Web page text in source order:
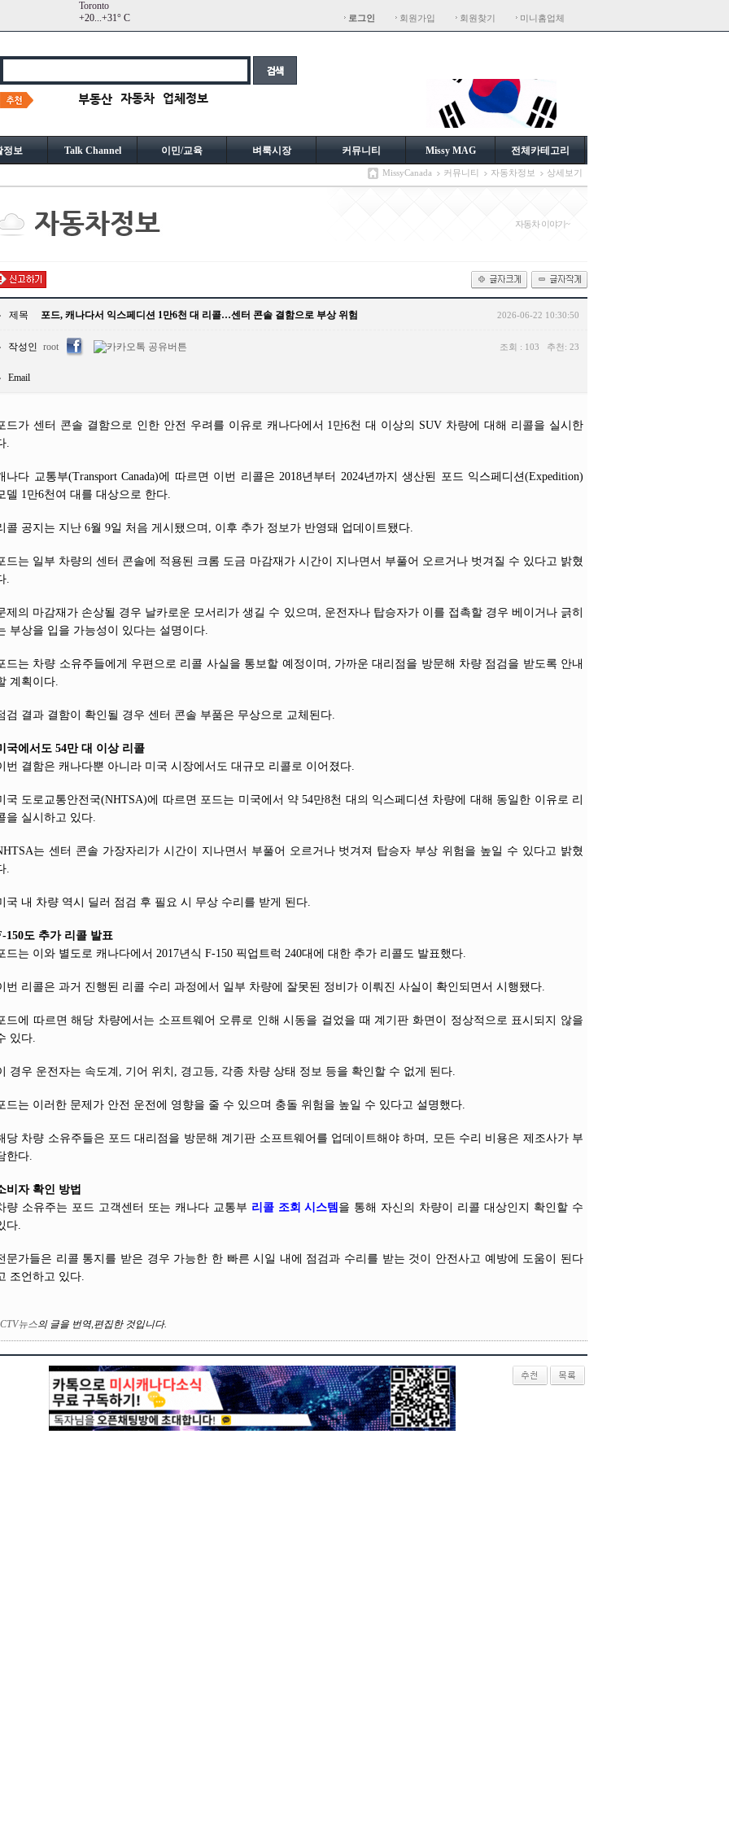
Toronto
+20...+31° C 로그인 회원가입 회원찾기 미니홈업체
정보 Talk Channel 이민/교육 벼룩시장 커뮤니티 Missy MAG 전체카테고리
MissyCanada 커뮤니티 자동차정보 상세보기
자동차 이야기~
제목 포드, 캐나다서 익스페디션 1만6천 대 리콜…센터 콘솔 결함으로 부상 위험 2026-06-22 10:30:50
작성인 root 조회 : 103 추천: 23
Email
드가 센터 콘솔 결함으로 인한 안전 우려를 이유로 캐나다에서 1만6천 대 이상의 SUV 차량에 대해 리콜을 실시한
.
나다 교통부(Transport Canada)에 따르면 이번 리콜은 2018년부터 2024년까지 생산된 포드 익스페디션(Expedition)
델 1만6천여 대를 대상으로 한다.
콜 공지는 지난 6월 9일 처음 게시됐으며, 이후 추가 정보가 반영돼 업데이트됐다.
드는 일부 차량의 센터 콘솔에 적용된 크롬 도금 마감재가 시간이 지나면서 부풀어 오르거나 벗겨질 수 있다고 밝혔
.
제의 마감재가 손상될 경우 날카로운 모서리가 생길 수 있으며, 운전자나 탑승자가 이를 접촉할 경우 베이거나 긁히
부상을 입을 가능성이 있다는 설명이다.
드는 차량 소유주들에게 우편으로 리콜 사실을 통보할 예정이며, 가까운 대리점을 방문해 차량 점검을 받도록 안내
계획이다.
검 결과 결함이 확인될 경우 센터 콘솔 부품은 무상으로 교체된다.
국에서도 54만 대 이상 리콜
번 결함은 캐나다뿐 아니라 미국 시장에서도 대규모 리콜로 이어졌다.
국 도로교통안전국(NHTSA)에 따르면 포드는 미국에서 약 54만8천 대의 익스페디션 차량에 대해 동일한 이유로 리
을 실시하고 있다.
는 센터 콘솔 가장자리가 시간이 지나면서 부풀어 오르거나 벗겨져 탑승자 부상 위험을 높일 수 있다고 밝혔
.
국 내 차량 역시 딜러 점검 후 필요 시 무상 수리를 받게 된다.
150도 추가 리콜 발표
드는 이와 별도로 캐나다에서 2017년식 F-150 픽업트럭 240대에 대한 추가 리콜도 발표했다.
번 리콜은 과거 진행된 리콜 수리 과정에서 일부 차량에 잘못된 정비가 이뤄진 사실이 확인되면서 시행됐다.
드에 따르면 해당 차량에서는 소프트웨어 오류로 인해 시동을 걸었을 때 계기판 화면이 정상적으로 표시되지 않을
있다.
경우 운전자는 속도계, 기어 위치, 경고등, 각종 차량 상태 정보 등을 확인할 수 없게 된다.
드는 이러한 문제가 안전 운전에 영향을 줄 수 있으며 충돌 위험을 높일 수 있다고 설명했다.
당 차량 소유주들은 포드 대리점을 방문해 계기판 소프트웨어를 업데이트해야 하며, 모든 수리 비용은 제조사가 부
한다.
비자 확인 방법
량 소유주는 포드 고객센터 또는 캐나다 교통부 리콜 조회 시스템 을 통해 자신의 차량이 리콜 대상인지 확인할 수
다.
문가들은 리콜 통지를 받은 경우 가능한 한 빠른 시일 내에 점검과 수리를 받는 것이 안전사고 예방에 도움이 된다
조언하고 있다.
CTV뉴스의 글을 번역,편집한 것입니다.